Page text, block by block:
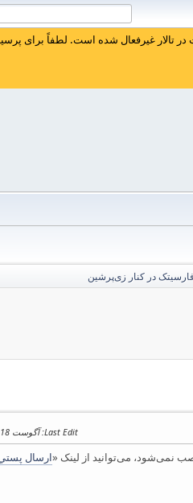
غیرفعال شده است. لطفاً برای
در کنار زی‌پرشین
Last Edit: آگوست 18, 2014, 09:50:50 قبل از ظهر by وحید دامن‌افشان
ارسال پستي